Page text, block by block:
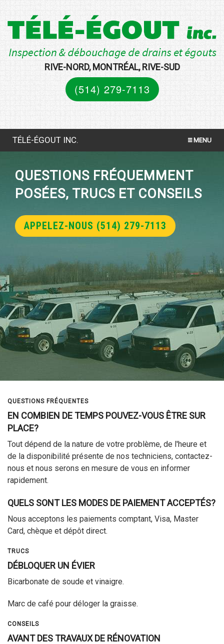
RIVE-NORD, MONTRÉAL, RIVE-SUD
(514) 279-7113
TÉLÉ-ÉGOUT INC. MENU
DÉBOUCHAGE AU FICHOIR
ÉCUREUR D'ÉGOUT
QUESTIONS FRÉQUEMMENT
POSÉES, TRUCS ET CONSEILS
APPELEZ-NOUS (514) 279-7113
QUESTIONS FRÉQUENTES
EN COMBIEN DE TEMPS POUVEZ-VOUS ÊTRE SUR
PLACE?
Tout dépend de la nature de votre problème, de l'heure et
de la disponibilité présente de nos techniciens, contactez-
nous et nous serons en mesure de vous en informer
rapidement.
QUELS SONT LES MODES DE PAIEMENT ACCEPTÉS?
Nous acceptons les paiements comptant, Visa, Master
Card, chèque et dépôt direct.
TRUCS
DÉBLOQUER UN ÉVIER
Bicarbonate de soude et vinaigre.
Marc de café pour déloger la graisse.
CONSEILS
AVANT DES TRAVAUX DE RÉNOVATION